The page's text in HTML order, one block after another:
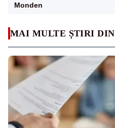
MAI MULTE ȘTIRI DIN
Monden